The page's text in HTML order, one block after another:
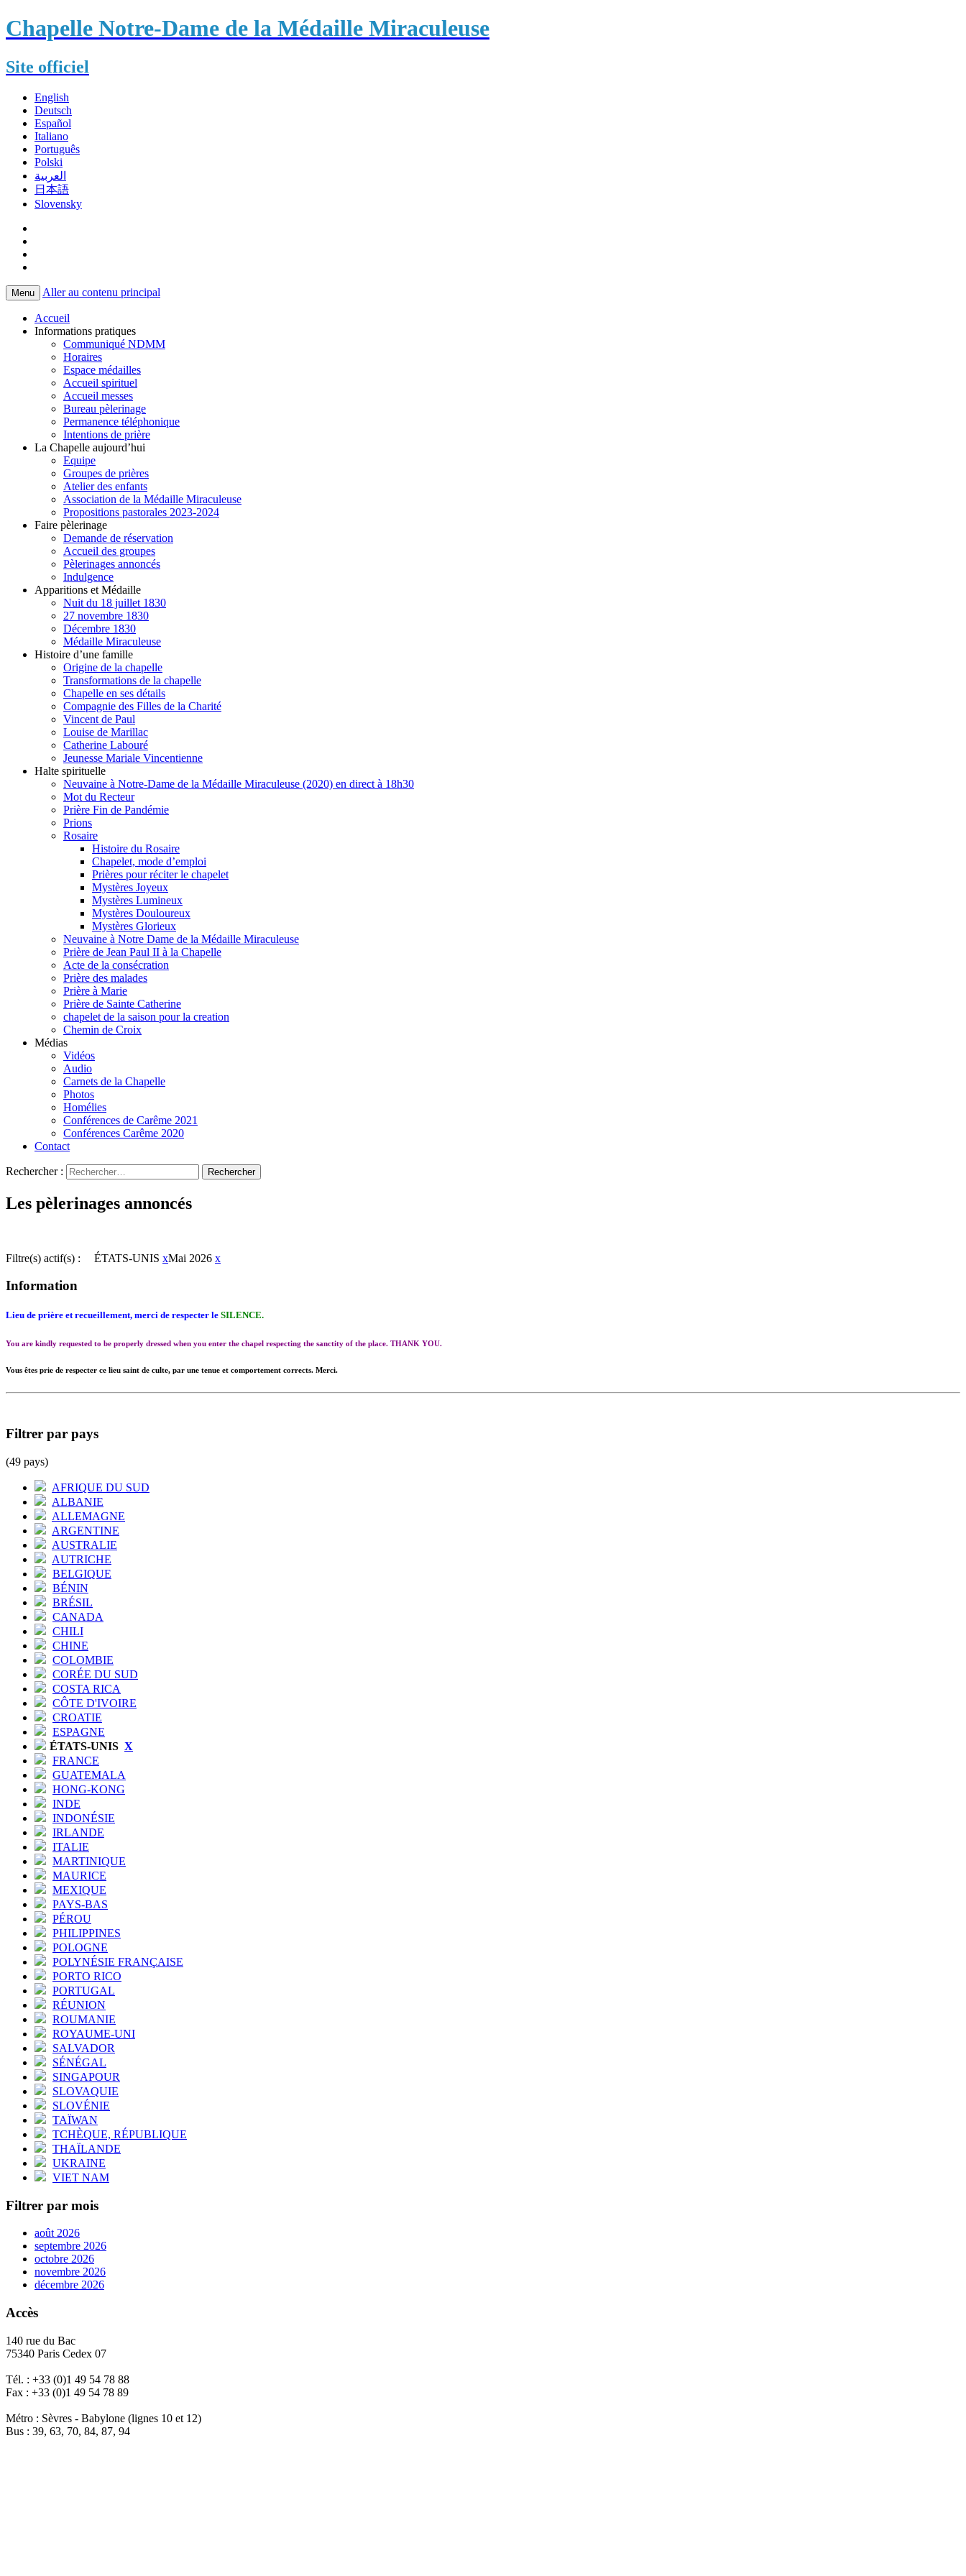
Chapelle Notre-Dame de la Médaille Miraculeuse
Site officiel
English
Deutsch
Español
Italiano
Português
Polski
العربية
日本語
Slovensky
Menu Aller au contenu principal
Accueil
Informations pratiques
Communiqué NDMM
Horaires
Espace médailles
Accueil spirituel
Accueil messes
Bureau pèlerinage
Permanence téléphonique
Intentions de prière
La Chapelle aujourd’hui
Equipe
Groupes de prières
Atelier des enfants
Association de la Médaille Miraculeuse
Propositions pastorales 2023-2024
Faire pèlerinage
Demande de réservation
Accueil des groupes
Pèlerinages annoncés
Indulgence
Apparitions et Médaille
Nuit du 18 juillet 1830
27 novembre 1830
Décembre 1830
Médaille Miraculeuse
Histoire d’une famille
Origine de la chapelle
Transformations de la chapelle
Chapelle en ses détails
Compagnie des Filles de la Charité
Vincent de Paul
Louise de Marillac
Catherine Labouré
Jeunesse Mariale Vincentienne
Halte spirituelle
Neuvaine à Notre-Dame de la Médaille Miraculeuse (2020) en direct à 18h30
Mot du Recteur
Prière Fin de Pandémie
Prions
Rosaire
Histoire du Rosaire
Chapelet, mode d’emploi
Prières pour réciter le chapelet
Mystères Joyeux
Mystères Lumineux
Mystères Douloureux
Mystères Glorieux
Neuvaine à Notre Dame de la Médaille Miraculeuse
Prière de Jean Paul II à la Chapelle
Acte de la consécration
Prière des malades
Prière à Marie
Prière de Sainte Catherine
chapelet de la saison pour la creation
Chemin de Croix
Médias
Vidéos
Audio
Carnets de la Chapelle
Photos
Homélies
Conférences de Carême 2021
Conférences Carême 2020
Contact
Rechercher :
Les pèlerinages annoncés
Filtre(s) actif(s) : ÉTATS-UNIS xMai 2026 x
Information
Lieu de prière et recueillement, merci de respecter le SILENCE.
You are kindly requested to be properly dressed when you enter the chapel respecting the sanctity of the place. THANK YOU.
Vous êtes prie de respecter ce lieu saint de culte, par une tenue et comportement corrects. Merci.
Filtrer par pays
(49 pays)
AFRIQUE DU SUD
ALBANIE
ALLEMAGNE
ARGENTINE
AUSTRALIE
AUTRICHE
BELGIQUE
BÉNIN
BRÉSIL
CANADA
CHILI
CHINE
COLOMBIE
CORÉE DU SUD
COSTA RICA
CÔTE D'IVOIRE
CROATIE
ESPAGNE
ÉTATS-UNIS X
FRANCE
GUATEMALA
HONG-KONG
INDE
INDONÉSIE
IRLANDE
ITALIE
MARTINIQUE
MAURICE
MEXIQUE
PAYS-BAS
PÉROU
PHILIPPINES
POLOGNE
POLYNÉSIE FRANÇAISE
PORTO RICO
PORTUGAL
RÉUNION
ROUMANIE
ROYAUME-UNI
SALVADOR
SÉNÉGAL
SINGAPOUR
SLOVAQUIE
SLOVÉNIE
TAÏWAN
TCHÈQUE, RÉPUBLIQUE
THAÏLANDE
UKRAINE
VIET NAM
Filtrer par mois
août 2026
septembre 2026
octobre 2026
novembre 2026
décembre 2026
Accès
140 rue du Bac
75340 Paris Cedex 07
Tél. : +33 (0)1 49 54 78 88
Fax : +33 (0)1 49 54 78 89
Métro : Sèvres - Babylone (lignes 10 et 12)
Bus : 39, 63, 70, 84, 87, 94